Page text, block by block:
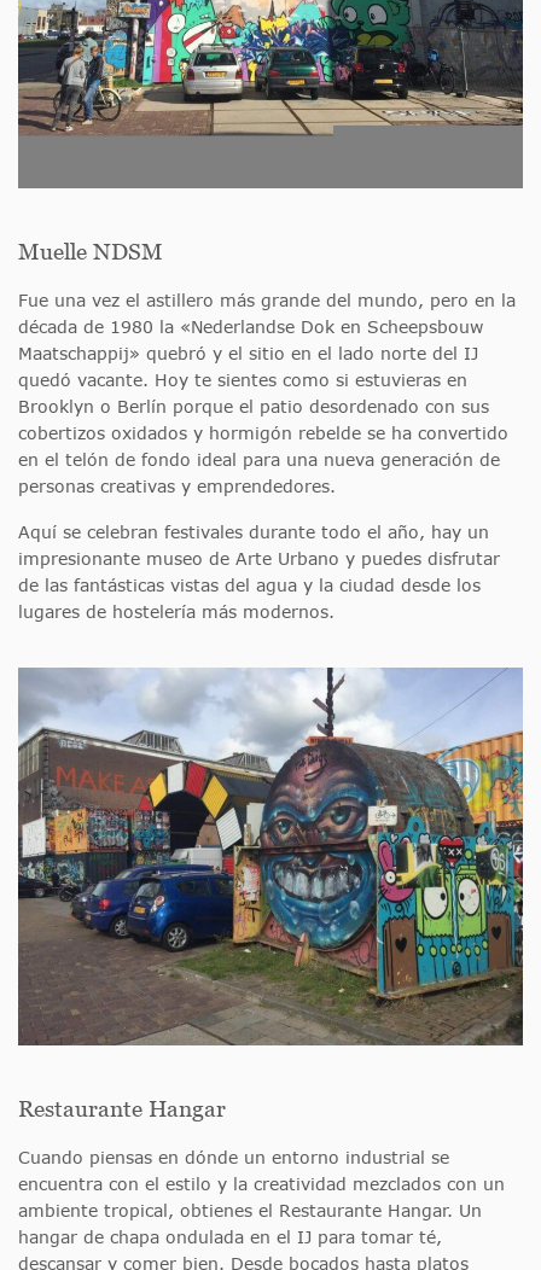
Muelle NDSM
Fue una vez el astillero más grande del mundo, pero en la
década de 1980 la «Nederlandse Dok en Scheepsbouw
Maatschappij» quebró y el sitio en el lado norte del IJ
quedó vacante. Hoy te sientes como si estuvieras en
Brooklyn o Berlín porque el patio desordenado con sus
cobertizos oxidados y hormigón rebelde se ha convertido
en el telón de fondo ideal para una nueva generación de
personas creativas y emprendedores.
Aquí se celebran festivales durante todo el año, hay un
impresionante museo de Arte Urbano y puedes disfrutar
de las fantásticas vistas del agua y la ciudad desde los
lugares de hostelería más modernos.
Restaurante Hangar
Cuando piensas en dónde un entorno industrial se
encuentra con el estilo y la creatividad mezclados con un
ambiente tropical, obtienes el Restaurante Hangar. Un
hangar de chapa ondulada en el IJ para tomar té,
descansar y comer bien. Desde bocados hasta platos